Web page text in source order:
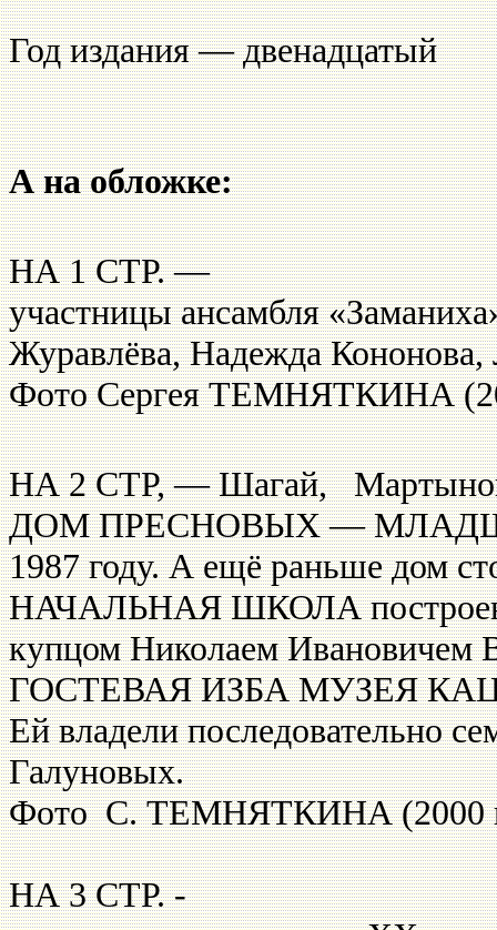
Год издания — двенадцатый
А на обложке:
НА 1 СТР. —
участницы ансамбля
Журавлёва, Надежда
Фото Сергея ТЕМНЯТКИНА
НА 2 СТР, — Шагай,
ДОМ ПРЕСНОВЫХ — МЛАДШИХ
1987 году. А ещё раньше дом
НАЧАЛЬНАЯ ШКОЛА построена
купцом Николаем Ивановичем
ГОСТЕВАЯ ИЗБА МУЗЕЯ
Ей владели после­довательно
Галуновых.
Фото С. ТЕМНЯТКИНА (2000
НА 3 СТР. -